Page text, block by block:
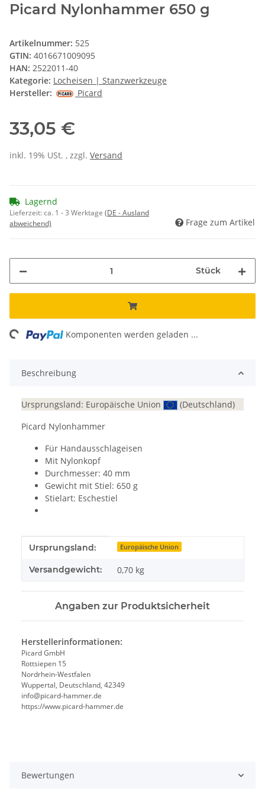
Picard Nylonhammer 650 g
Artikelnummer: 525
GTIN: 4016671009095
HAN: 2522011-40
Kategorie: Locheisen | Stanzwerkzeuge
Hersteller:
Picard
33,05 €
inkl. 19% USt. , zzgl. Versand
Lagernd
Lieferzeit:ca. 1 - 3 Werktage (DE - Ausland
abweichend)
Frage zum Artikel
Stück
Komponenten werden geladen ...
Beschreibung
Ursprungsland: Europäische Union
(Deutschland)
Picard Nylonhammer
Für Handausschlageisen
Mit Nylonkopf
Durchmesser: 40 mm
Gewicht mit Stiel: 650 g
Stielart: Eschestiel
Produkteigenschaft
Wert
Ursprungsland: Europäische Union
Versandgewicht: 0,70 kg
Angaben zur Produktsicherheit
Herstellerinformationen:
Picard GmbH
Rottsiepen 15
Nordrhein-Westfalen
Wuppertal, Deutschland, 42349
info@picard-hammer.de
https://www.picard-hammer.de
Bewertungen